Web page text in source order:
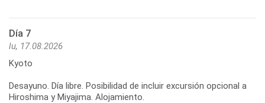
Día 7
lu, 17.08.2026
Kyoto
Desayuno. Día libre. Posibilidad de incluir excursión opcional a
Hiroshima y Miyajima. Alojamiento.